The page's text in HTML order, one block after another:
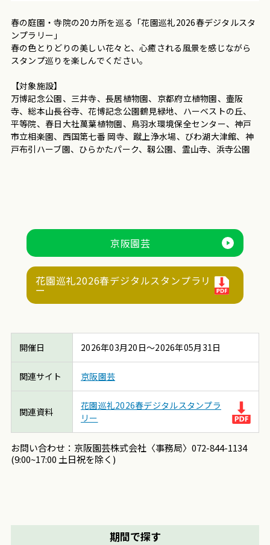
春の庭園・寺院の20カ所を巡る「花園巡礼2026春デジタルスタ
ンプラリー」
春の色とりどりの美しい花々と、心癒される風景を感じながら
スタンプ巡りを楽しんでください。
【対象施設】
万博記念公園、三井寺、長居植物園、京都府立植物園、壷阪
寺、総本山長谷寺、花博記念公園鶴見緑地、ハーベストの丘、
平等院、春日大社萬葉植物園、鳥羽水環境保全センター、神戸
市立相楽園、西国第七番 岡寺、蹴上浄水場、びわ湖大津館、神
戸布引ハーブ園、ひらかたパーク、靱公園、霊山寺、浜寺公園
京阪園芸
花園巡礼2026春デジタルスタンプラリ
ー
開催日 2026年03月20日～2026年05月31日
関連サイト 京阪園芸
関連資料
花園巡礼2026春デジタルスタンプラ
リー
お問い合わせ：京阪園芸株式会社〈事務局〉072-844-1134
(9:00~17:00 土日祝を除く)
期間で探す